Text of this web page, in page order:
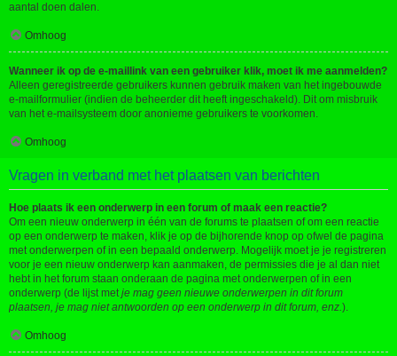
aantal doen dalen.
Omhoog
Wanneer ik op de e-maillink van een gebruiker klik, moet ik me aanmelden?
Alleen geregistreerde gebruikers kunnen gebruik maken van het ingebouwde
e-mailformulier (indien de beheerder dit heeft ingeschakeld). Dit om misbruik
van het e-mailsysteem door anonieme gebruikers te voorkomen.
Omhoog
Vragen in verband met het plaatsen van berichten
Hoe plaats ik een onderwerp in een forum of maak een reactie?
Om een nieuw onderwerp in één van de forums te plaatsen of om een reactie
op een onderwerp te maken, klik je op de bijhorende knop op ofwel de pagina
met onderwerpen of in een bepaald onderwerp. Mogelijk moet je je registreren
voor je een nieuw onderwerp kan aanmaken, de permissies die je al dan niet
hebt in het forum staan onderaan de pagina met onderwerpen of in een
onderwerp (de lijst metje mag geen nieuwe onderwerpen in dit forum
plaatsen, je mag niet antwoorden op een onderwerp in dit forum, enz.).
Omhoog